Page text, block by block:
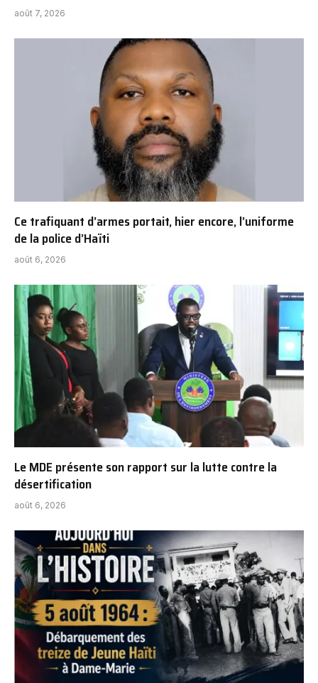
août 7, 2026
Ce trafiquant d’armes portait, hier encore, l’uniforme
de la police d’Haïti
août 6, 2026
Le MDE présente son rapport sur la lutte contre la
désertification
août 6, 2026